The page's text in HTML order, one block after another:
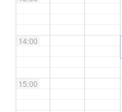
14:00
15:00